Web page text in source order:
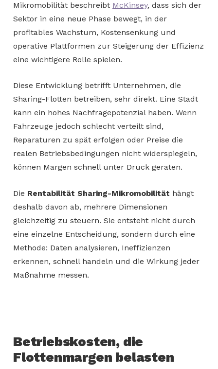
Mikromobilität beschreibt McKinsey, dass sich der
Sektor in eine neue Phase bewegt, in der
profitables Wachstum, Kostensenkung und
operative Plattformen zur Steigerung der Effizienz
eine wichtigere Rolle spielen.
Diese Entwicklung betrifft Unternehmen, die
Sharing-Flotten betreiben, sehr direkt. Eine Stadt
kann ein hohes Nachfragepotenzial haben. Wenn
Fahrzeuge jedoch schlecht verteilt sind,
Reparaturen zu spät erfolgen oder Preise die
realen Betriebsbedingungen nicht widerspiegeln,
können Margen schnell unter Druck geraten.
Die Rentabilität Sharing-Mikromobilität hängt
deshalb davon ab, mehrere Dimensionen
gleichzeitig zu steuern. Sie entsteht nicht durch
eine einzelne Entscheidung, sondern durch eine
Methode: Daten analysieren, Ineffizienzen
erkennen, schnell handeln und die Wirkung jeder
Maßnahme messen.
Betriebskosten, die
Flottenmargen belasten